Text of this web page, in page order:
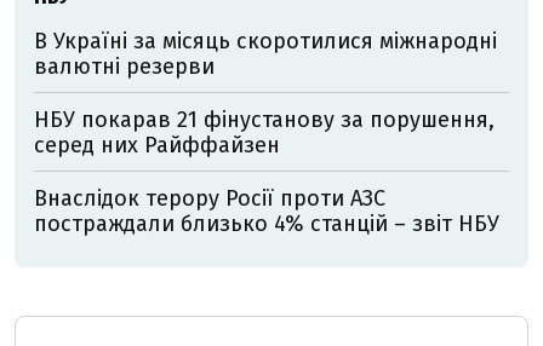
В Україні за місяць скоротилися міжнародні
валютні резерви
НБУ покарав 21 фінустанову за порушення,
серед них Райффайзен
Внаслідок терору Росії проти АЗС
постраждали близько 4% станцій – звіт НБУ